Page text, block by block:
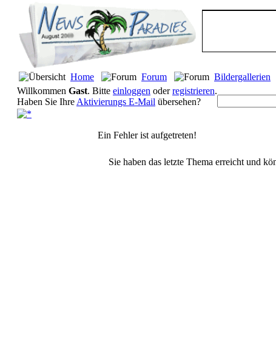
Home Forum Bildergallerien
Willkommen Gast. Bitte einloggen oderregistrieren.
Haben Sie Ihre Aktivierungs E-Mail übersehen?
Ein Fehler ist aufgetreten!
Sie haben das letzte Thema erreicht und